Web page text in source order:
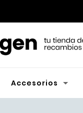
Accesorios